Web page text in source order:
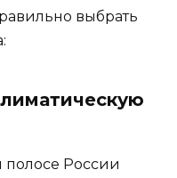
выбрать
полосе России